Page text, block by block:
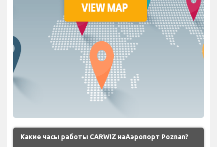
Какие часы работы CARWIZ наАэропорт Poznan?